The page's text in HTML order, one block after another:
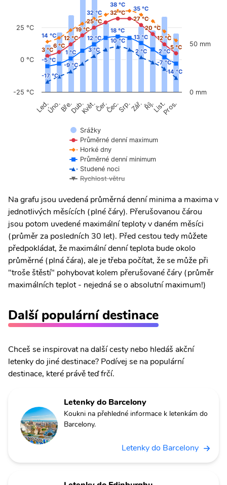
3 °C
3 °C
6 °C
6 °C
12 °C
12 °C
19 °C
19 °C
25 °C
25 °C
32 °C
32 °C
27 °C
27 °C
20 °C
20 °C
12 °C
12 °C
5 °C
5 °C
14 °C
14 °C
32 °C
32 °C
38 °C
38 °C
35 °C
35 °C
-5 °C
-5 °C
1 °C
1 °C
12 °C
12 °C
18 °C
18 °C
13 °C
13 °C
2 °C
2 °C
-17 °C
-17 °C
-9 °C
-9 °C
3 °C
3 °C
10 °C
10 °C
2 °C
2 °C
-7 °C
-7 °C
-14 °C
-14 °C
Srážky
Průměrné denní maximum
Horké dny
Průměrné denní minimum
Studené noci
Rychlost větru
Led.Úno.Bře.Dub.Květ.Čer.Čec.Srp.Zář.Říj.List.Pros.
0 °C
-25 °C
25 °C
0 mm
50 mm
Na grafu jsou uvedená průměrná denní minima a maxima v
jednotlivých měsících (plné čáry). Přerušovanou čárou
jsou potom uvedené maximální teploty v daném měsíci
(průměr za posledních 30 let). Před cestou tedy můžete
předpokládat, že maximální denní teplota bude okolo
průměrné (plná čára), ale je třeba počítat, že se může při
"troše štěstí" pohybovat kolem přerušované čáry (průměr
maximálních teplot - nejedná se o absolutní maximum!)
Další populární destinace
Chceš se inspirovat na další cesty nebo hledáš akční
letenky do jiné destinace? Podívej se na populární
destinace, které právě teď frčí.
Letenky do Barcelony
Koukni na přehledné informace k letenkám do
Barcelony.
Letenky do Barcelony